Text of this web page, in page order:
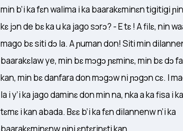
min b’i ka fɛn walima i ka baarakɛminɛn tigitigi
kɛ jɔn de bɛ ka u ka jago sɔrɔ? - E tɛ ! A filɛ, nin
mago bɛ siti dɔ la. A ɲuman don! Siti min
baarakɛlaw ye, min bɛ mɔgɔ ɲɛminɛ, min bɛ dɔ
kan, min bɛ danfara don mɔgɔw ni ɲɔgɔn cɛ. I
la i y’i ka jago daminɛ don min na, nka a ka fisa i
tɛmɛ i kan abada. Bɛɛ b’i ka fɛn dilannenw n’i ka
baarakɛminɛnw ɲini ɛntɛrinɛti kan.